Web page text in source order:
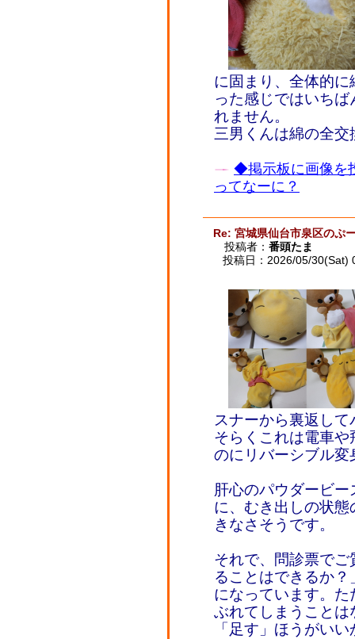
に固まり、全体的
った感じではいち
れません。
三男くんは綿の全
◆掲示板に画像を
ってなーに？
Re: 宮城県仙台市泉区のぷ
投稿者： 番頭たま
投稿日：2026/05/30(Sat)
スナーから裏返し
そらくこれは電車
のにリバーシブル変
肝心のパウダービ
に、むき出しの状
きなさそうです。
それで、問診票で
ることはできるか
になっています。
ぶれてしまうこと
「足す」ほうがい